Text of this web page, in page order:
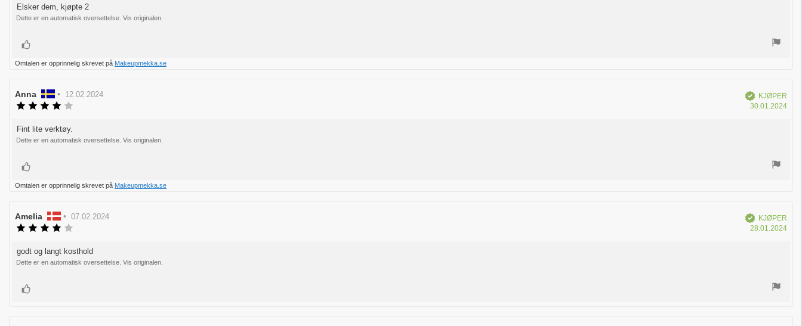
5
mulige
Omtaletekst:
Elsker dem, kjøpte 2
Dette er en automatisk oversettelse. Vis originalen.
Liker
Omtalen er opprinnelig skrevet på Makeupmekka.se
Forfatter:
Anna • Omtaledato:
12.02.2024
mulige
Verifisert
KJØPER
30.01.2024
Omtaletekst:
Fint lite verktøy.
Dette er en automatisk oversettelse. Vis originalen.
Liker
Omtalen er opprinnelig skrevet på Makeupmekka.se
Forfatter:
Amelia • Omtaledato:
07.02.2024
av
5
mulige
Verifisert
KJØPER
28.01.2024
Omtaletekst:
godt og langt kosthold
Dette er en automatisk oversettelse. Vis originalen.
Liker